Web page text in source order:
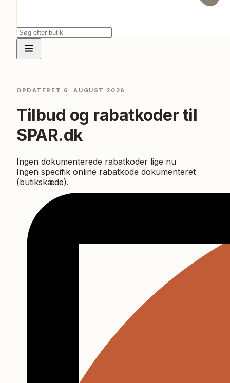
OPDATERET 6. AUGUST 2026
Tilbud og rabatkoder til
SPAR.dk
Ingen dokumenterede rabatkoder lige nu
Ingen specifik online rabatkode dokumenteret
(butikskæde).